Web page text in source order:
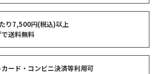
り7,500円(税込)以上
送料無料
ード・コンビニ決済等利用可